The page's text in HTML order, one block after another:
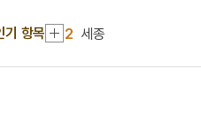
기 항목
2 세종
3 기축옥사